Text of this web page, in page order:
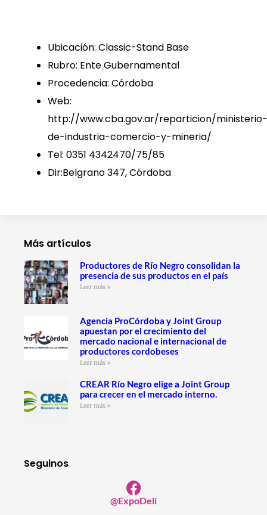
Ubicación: Classic-Stand Base
Rubro: Ente Gubernamental
Procedencia: Córdoba
Web:
http://www.cba.gov.ar/reparticion/ministerio-
de-industria-comercio-y-mineria/
Tel: 0351 4342470/75/85
Dir:Belgrano 347, Córdoba
Más artículos
Productores de Río Negro consolidan la
presencia de sus productos en el país
Leer más »
Agencia ProCórdoba y Joint Group
apuestan por el crecimiento del
mercado nacional e internacional de
productores cordobeses
Leer más »
CREAR Río Negro elige a Joint Group
para crecer en el mercado interno.
Leer más »
Seguinos
@ExpoDeli